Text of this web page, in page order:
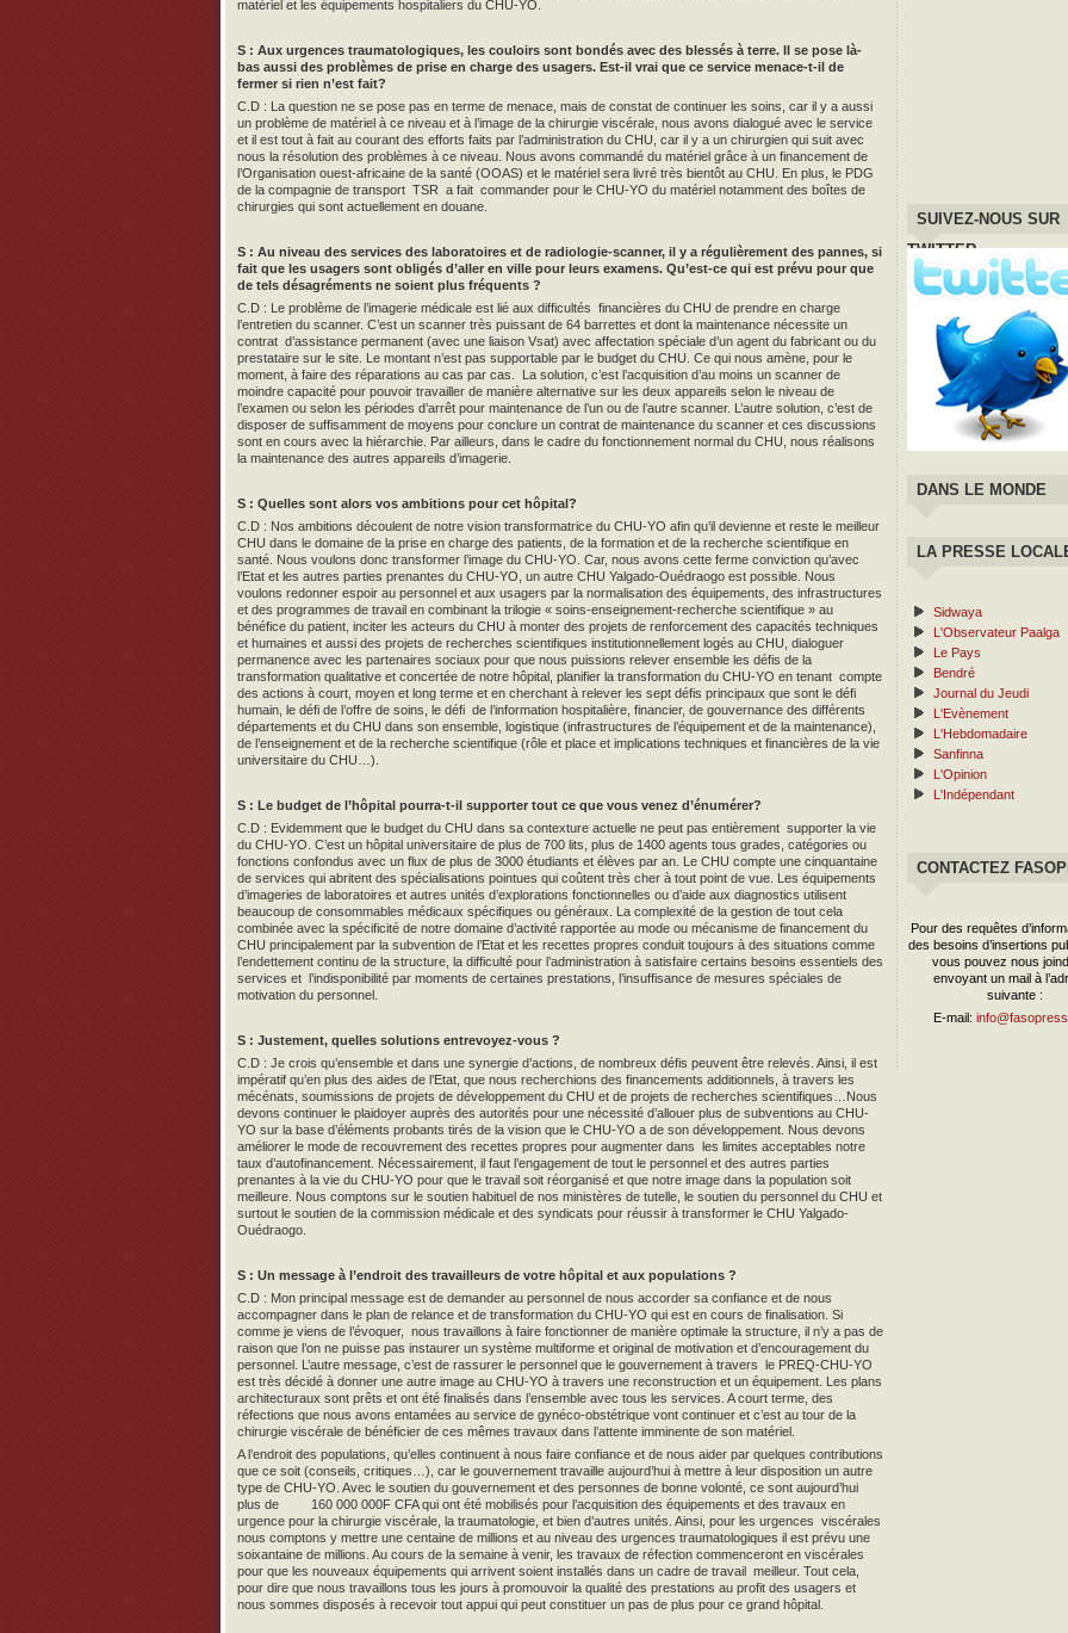
matériel et les équipements hospitaliers du CHU-YO.
S : Aux urgences traumatologiques, les couloirs sont bondés avec des blessés à terre. Il se pose là-
bas aussi des problèmes de prise en charge des usagers. Est-il vrai que ce service menace-t-il de
fermer si rien n’est fait?
C.D : La question ne se pose pas en terme de menace, mais de constat de continuer les soins, car il y a aussi
un problème de matériel à ce niveau et à l’image de la chirurgie viscérale, nous avons dialogué avec le service
et il est tout à fait au courant des efforts faits par l’administration du CHU, car il y a un chirurgien qui suit avec
nous la résolution des problèmes à ce niveau. Nous avons commandé du matériel grâce à un financement de
l’Organisation ouest-africaine de la santé (OOAS) et le matériel sera livré très bientôt au CHU. En plus, le PDG
de la compagnie de transport TSR a fait commander pour le CHU-YO du matériel notamment des boîtes de
chirurgies qui sont actuellement en douane.
S : Au niveau des services des laboratoires et de radiologie-scanner, il y a régulièrement des pannes, si
fait que les usagers sont obligés d’aller en ville pour leurs examens. Qu’est-ce qui est prévu pour que
de tels désagréments ne soient plus fréquents ?
C.D : Le problème de l’imagerie médicale est lié aux difficultés financières du CHU de prendre en charge
l’entretien du scanner. C’est un scanner très puissant de 64 barrettes et dont la maintenance nécessite un
contrat d’assistance permanent (avec une liaison Vsat) avec affectation spéciale d’un agent du fabricant ou du
prestataire sur le site. Le montant n’est pas supportable par le budget du CHU. Ce qui nous amène, pour le
moment, à faire des réparations au cas par cas. La solution, c’est l’acquisition d’au moins un scanner de
moindre capacité pour pouvoir travailler de manière alternative sur les deux appareils selon le niveau de
l’examen ou selon les périodes d’arrêt pour maintenance de l’un ou de l’autre scanner. L’autre solution, c’est de
disposer de suffisamment de moyens pour conclure un contrat de maintenance du scanner et ces discussions
sont en cours avec la hiérarchie. Par ailleurs, dans le cadre du fonctionnement normal du CHU, nous réalisons
la maintenance des autres appareils d’imagerie.
S : Quelles sont alors vos ambitions pour cet hôpital?
C.D : Nos ambitions découlent de notre vision transformatrice du CHU-YO afin qu’il devienne et reste le meilleur
CHU dans le domaine de la prise en charge des patients, de la formation et de la recherche scientifique en
santé. Nous voulons donc transformer l’image du CHU-YO. Car, nous avons cette ferme conviction qu’avec
l’Etat et les autres parties prenantes du CHU-YO, un autre CHU Yalgado-Ouédraogo est possible. Nous
voulons redonner espoir au personnel et aux usagers par la normalisation des équipements, des infrastructures
et des programmes de travail en combinant la trilogie « soins-enseignement-recherche scientifique » au
bénéfice du patient, inciter les acteurs du CHU à monter des projets de renforcement des capacités techniques
et humaines et aussi des projets de recherches scientifiques institutionnellement logés au CHU, dialoguer
permanence avec les partenaires sociaux pour que nous puissions relever ensemble les défis de la
transformation qualitative et concertée de notre hôpital, planifier la transformation du CHU-YO en tenant compte
des actions à court, moyen et long terme et en cherchant à relever les sept défis principaux que sont le défi
humain, le défi de l’offre de soins, le défi de l’information hospitalière, financier, de gouvernance des différents
départements et du CHU dans son ensemble, logistique (infrastructures de l’équipement et de la maintenance),
de l’enseignement et de la recherche scientifique (rôle et place et implications techniques et financières de la vie
universitaire du CHU…).
S : Le budget de l’hôpital pourra-t-il supporter tout ce que vous venez d’énumérer?
C.D : Evidemment que le budget du CHU dans sa contexture actuelle ne peut pas entièrement supporter la vie
du CHU-YO. C’est un hôpital universitaire de plus de 700 lits, plus de 1400 agents tous grades, catégories ou
fonctions confondus avec un flux de plus de 3000 étudiants et élèves par an. Le CHU compte une cinquantaine
de services qui abritent des spécialisations pointues qui coûtent très cher à tout point de vue. Les équipements
d’imageries de laboratoires et autres unités d’explorations fonctionnelles ou d’aide aux diagnostics utilisent
beaucoup de consommables médicaux spécifiques ou généraux. La complexité de la gestion de tout cela
combinée avec la spécificité de notre domaine d’activité rapportée au mode ou mécanisme de financement du
CHU principalement par la subvention de l’Etat et les recettes propres conduit toujours à des situations comme
l’endettement continu de la structure, la difficulté pour l’administration à satisfaire certains besoins essentiels des
services et l’indisponibilité par moments de certaines prestations, l’insuffisance de mesures spéciales de
motivation du personnel.
S : Justement, quelles solutions entrevoyez-vous ?
C.D : Je crois qu’ensemble et dans une synergie d’actions, de nombreux défis peuvent être relevés. Ainsi, il est
impératif qu’en plus des aides de l’Etat, que nous recherchions des financements additionnels, à travers les
mécénats, soumissions de projets de développement du CHU et de projets de recherches scientifiques…Nous
devons continuer le plaidoyer auprès des autorités pour une nécessité d’allouer plus de subventions au CHU-
YO sur la base d’éléments probants tirés de la vision que le CHU-YO a de son développement. Nous devons
améliorer le mode de recouvrement des recettes propres pour augmenter dans les limites acceptables notre
taux d’autofinancement. Nécessairement, il faut l’engagement de tout le personnel et des autres parties
prenantes à la vie du CHU-YO pour que le travail soit réorganisé et que notre image dans la population soit
meilleure. Nous comptons sur le soutien habituel de nos ministères de tutelle, le soutien du personnel du CHU et
surtout le soutien de la commission médicale et des syndicats pour réussir à transformer le CHU Yalgado-
Ouédraogo.
S : Un message à l’endroit des travailleurs de votre hôpital et aux populations ?
C.D : Mon principal message est de demander au personnel de nous accorder sa confiance et de nous
accompagner dans le plan de relance et de transformation du CHU-YO qui est en cours de finalisation. Si
comme je viens de l’évoquer, nous travaillons à faire fonctionner de manière optimale la structure, il n’y a pas de
raison que l’on ne puisse pas instaurer un système multiforme et original de motivation et d’encouragement du
personnel. L’autre message, c’est de rassurer le personnel que le gouvernement à travers le PREQ-CHU-YO
est très décidé à donner une autre image au CHU-YO à travers une reconstruction et un équipement. Les plans
architecturaux sont prêts et ont été finalisés dans l’ensemble avec tous les services. A court terme, des
réfections que nous avons entamées au service de gynéco-obstétrique vont continuer et c’est au tour de la
chirurgie viscérale de bénéficier de ces mêmes travaux dans l’attente imminente de son matériel.
A l’endroit des populations, qu’elles continuent à nous faire confiance et de nous aider par quelques contributions
que ce soit (conseils, critiques…), car le gouvernement travaille aujourd’hui à mettre à leur disposition un autre
type de CHU-YO. Avec le soutien du gouvernement et des personnes de bonne volonté, ce sont aujourd’hui
plus de 160 000 000F CFA qui ont été mobilisés pour l’acquisition des équipements et des travaux en
urgence pour la chirurgie viscérale, la traumatologie, et bien d’autres unités. Ainsi, pour les urgences viscérales
nous comptons y mettre une centaine de millions et au niveau des urgences traumatologiques il est prévu une
soixantaine de millions. Au cours de la semaine à venir, les travaux de réfection commenceront en viscérales
pour que les nouveaux équipements qui arrivent soient installés dans un cadre de travail meilleur. Tout cela,
pour dire que nous travaillons tous les jours à promouvoir la qualité des prestations au profit des usagers et
nous sommes disposés à recevoir tout appui qui peut constituer un pas de plus pour ce grand hôpital.
SUIVEZ-NOUS SUR
TWITTER
DANS LE MONDE
LA PRESSE
Sidwaya
L'Observateur Paalga
Le Pays
Bendré
Journal du Jeudi
L'Evènement
L'Hebdomadaire
Sanfinna
L'Opinion
L'Indépendant
CONTACTEZ
Pour des requêtes
des besoins d’insertions
vous pouvez nous
envoyant un mail à
suivante :
E-mail: